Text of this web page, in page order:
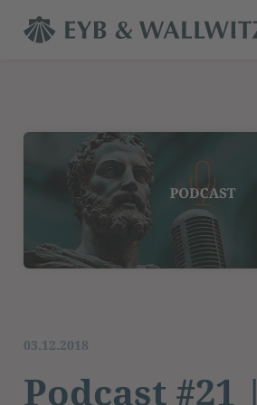
03.12.2018
Podcast #21 |